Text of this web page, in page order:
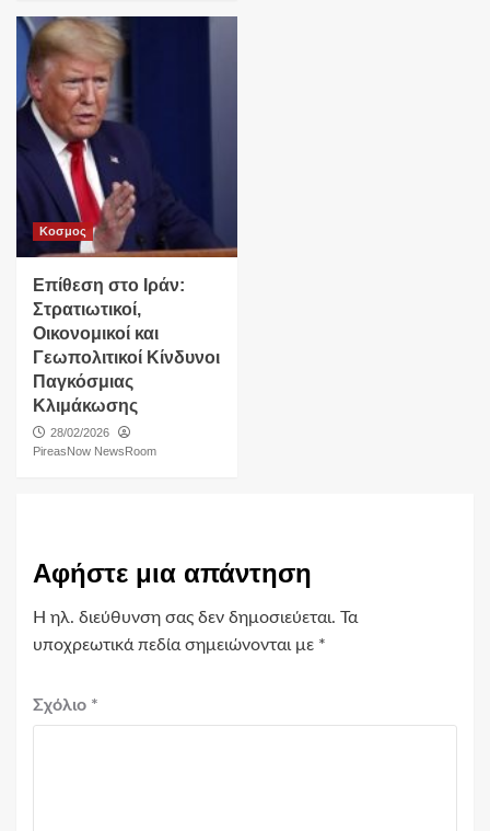
Κοσμος
Επίθεση στο Ιράν:
Στρατιωτικοί,
Οικονομικοί και
Γεωπολιτικοί Κίνδυνοι
Παγκόσμιας
Κλιμάκωσης
28/02/2026
PireasNow NewsRoom
Αφήστε μια απάντηση
Η ηλ. διεύθυνση σας δεν δημοσιεύεται. Τα
υποχρεωτικά πεδία σημειώνονται με *
Σχόλιο *